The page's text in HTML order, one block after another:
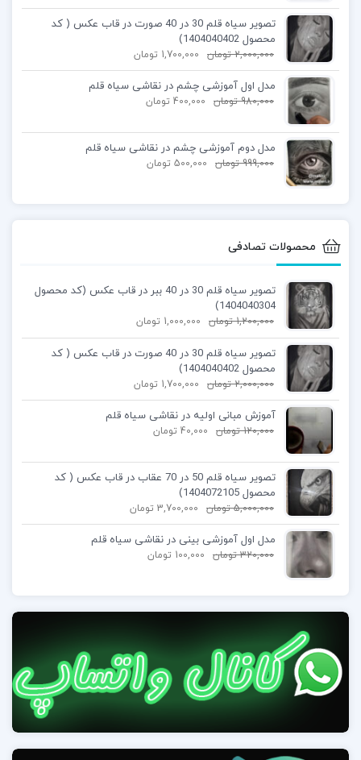
تصویر سیاه قلم 30 در 40 صورت در قاب عکس ( کد
محصول 1404040402)
2,000,000 تومان 1,700,000 تومان
مدل اول آموزشی چشم در نقاشی سیاه قلم
980,000 تومان 400,000 تومان
مدل دوم آموزشی چشم در نقاشی سیاه قلم
999,000 تومان 500,000 تومان
محصولات تصادفی
تصویر سیاه قلم 30 در 40 ببر در قاب عکس (کد محصول
1404040304)
1,200,000 تومان 1,000,000 تومان
تصویر سیاه قلم 30 در 40 صورت در قاب عکس ( کد
محصول 1404040402)
2,000,000 تومان 1,700,000 تومان
آموزش مبانی اولیه در نقاشی سیاه قلم
120,000 تومان 40,000 تومان
تصویر سیاه قلم 50 در 70 عقاب در قاب عکس ( کد
محصول 1404072105)
5,000,000 تومان 3,700,000 تومان
مدل اول آموزشی بینی در نقاشی سیاه قلم
320,000 تومان 100,000 تومان